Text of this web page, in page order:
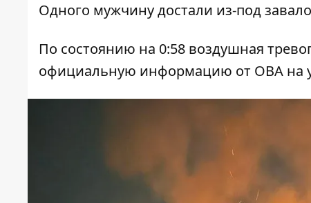
Одного мужчину достали из-под
По состоянию на 0:58 воздушная
официальную информацию от ОВА на